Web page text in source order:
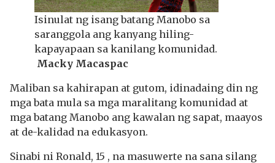
Isinulat ng isang batang Manobo sa
saranggola ang kanyang hiling-
kapayapaan sa kanilang komunidad.
Macky Macaspac
Maliban sa kahirapan at gutom, idinadaing din ng
mga bata mula sa mga maralitang komunidad at
mga batang Manobo ang kawalan ng sapat, maayos
at de-kalidad na edukasyon.
Sinabi ni Ronald, 15 , na masuwerte na sana silang